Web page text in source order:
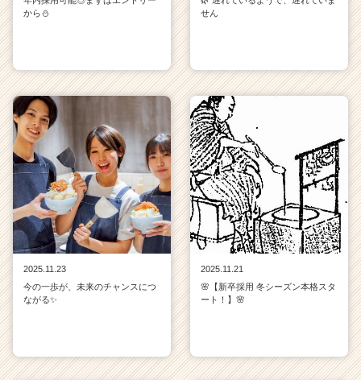
e
r）
から⛄
せん
2025.11.23
今の一歩が、未来のチャンスにつ
ながる✨
2025.11.21
🌸【新卒採用 冬シーズン本格スタ
ート！】🌸